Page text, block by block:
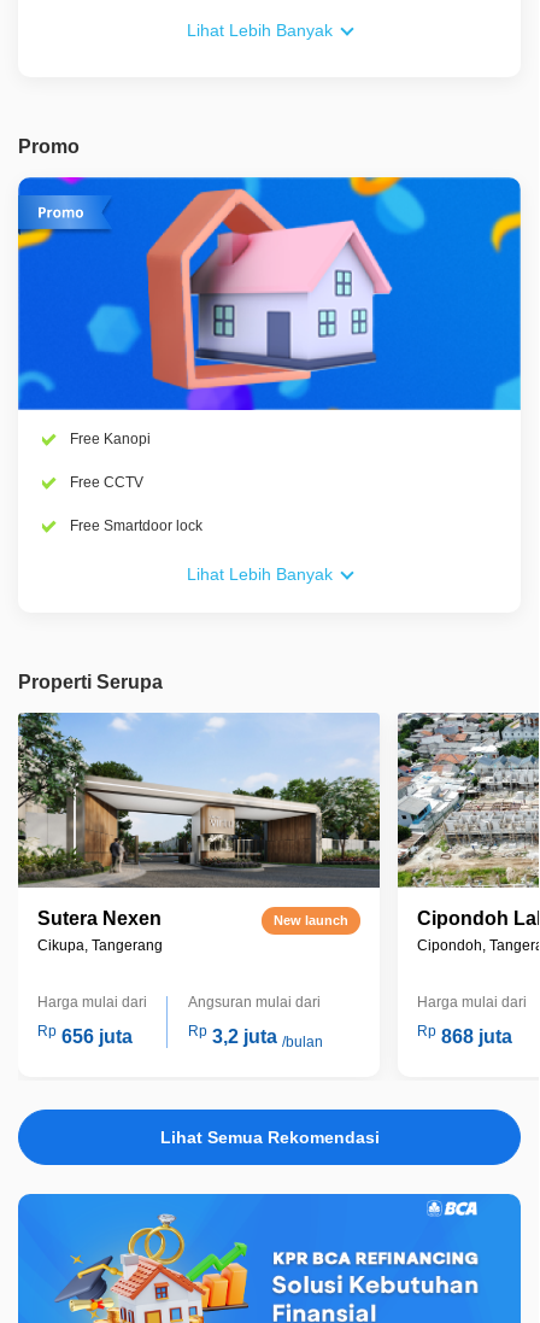
Lihat Lebih Banyak
Promo
Free Kanopi
Free CCTV
Free Smartdoor lock
Lihat Lebih Banyak
Properti Serupa
Sutera Nexen
Cikupa, Tangerang
New launch
Harga mulai dari
Rp 656 juta
Angsuran mulai dari
Rp 3,2 juta /bulan
Cipondoh
Cipondoh,
Harga mulai dari
Rp 868 juta
Lihat Semua Rekomendasi